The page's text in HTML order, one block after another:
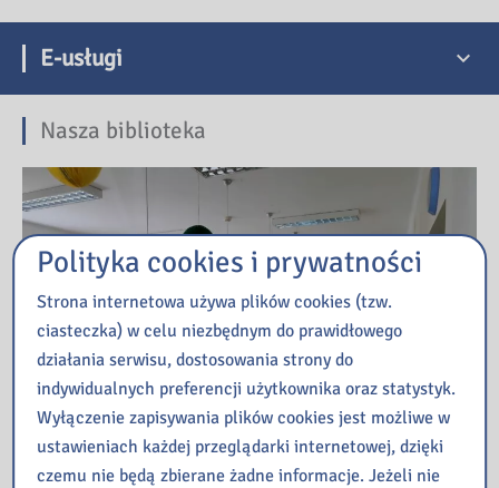
E-usługi
Nasza biblioteka
Polityka cookies i prywatności
Strona internetowa używa plików cookies (tzw.
ciasteczka) w celu niezbędnym do prawidłowego
działania serwisu, dostosowania strony do
indywidualnych preferencji użytkownika oraz statystyk.
Wyłączenie zapisywania plików cookies jest możliwe w
ustawieniach każdej przeglądarki internetowej, dzięki
czemu nie będą zbierane żadne informacje. Jeżeli nie